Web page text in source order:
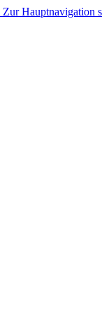
Zur Hauptnavigation